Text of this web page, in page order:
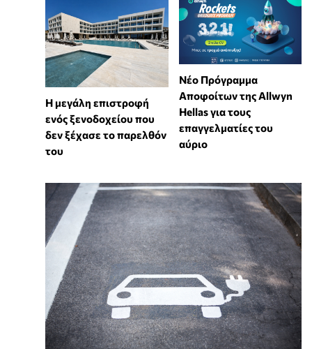
Η μεγάλη επιστροφή
ενός ξενοδοχείου που
δεν ξέχασε το παρελθόν
του
Νέο Πρόγραμμα
Αποφοίτων της Allwyn
Hellas για τους
επαγγελματίες του
αύριο